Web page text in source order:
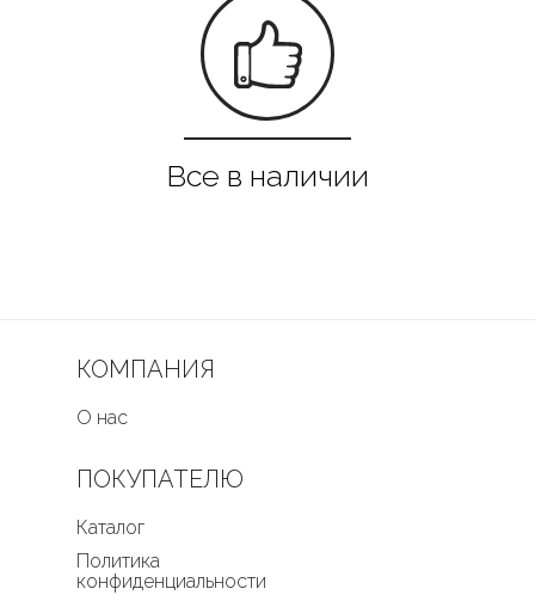
КОМПАНИЯ
О нас
ПОКУПАТЕЛЮ
Каталог
Политика
конфиденциальности